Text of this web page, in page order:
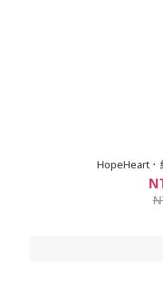
HopeHeart．